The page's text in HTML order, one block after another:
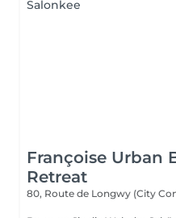
Françoise Urban
Retreat
80, Route de Longwy (City